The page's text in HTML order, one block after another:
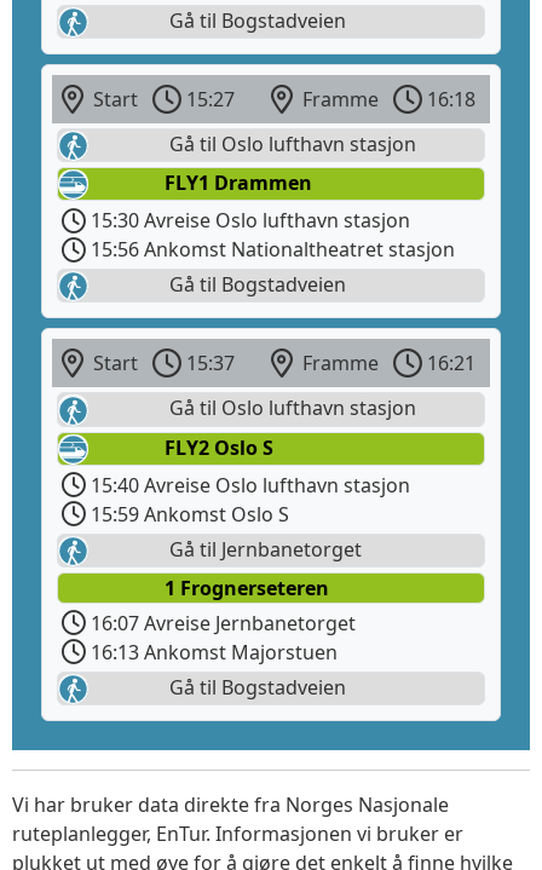
Gå til Bogstadveien
Start 15:27 Framme
16:18
Gå til Oslo lufthavn stasjon
FLY1 Drammen
15:30 Avreise Oslo lufthavn stasjon
15:56 Ankomst Nationaltheatret stasjon
Gå til Bogstadveien
Start 15:37 Framme
16:21
Gå til Oslo lufthavn stasjon
FLY2 Oslo S
15:40 Avreise Oslo lufthavn stasjon
15:59 Ankomst Oslo S
Gå til Jernbanetorget
1 Frognerseteren
16:07 Avreise Jernbanetorget
16:13 Ankomst Majorstuen
Gå til Bogstadveien
Vi har bruker data direkte fra Norges Nasjonale
ruteplanlegger, EnTur. Informasjonen vi bruker er
plukket ut med øye for å gjøre det enkelt å finne hvilke